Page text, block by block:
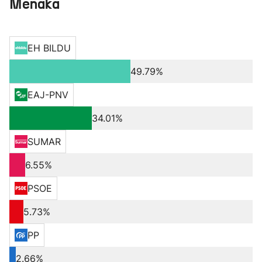
Meñaka
EH BILDU
49.79%
EAJ-PNV
34.01%
SUMAR
6.55%
PSOE
5.73%
PP
2.66%